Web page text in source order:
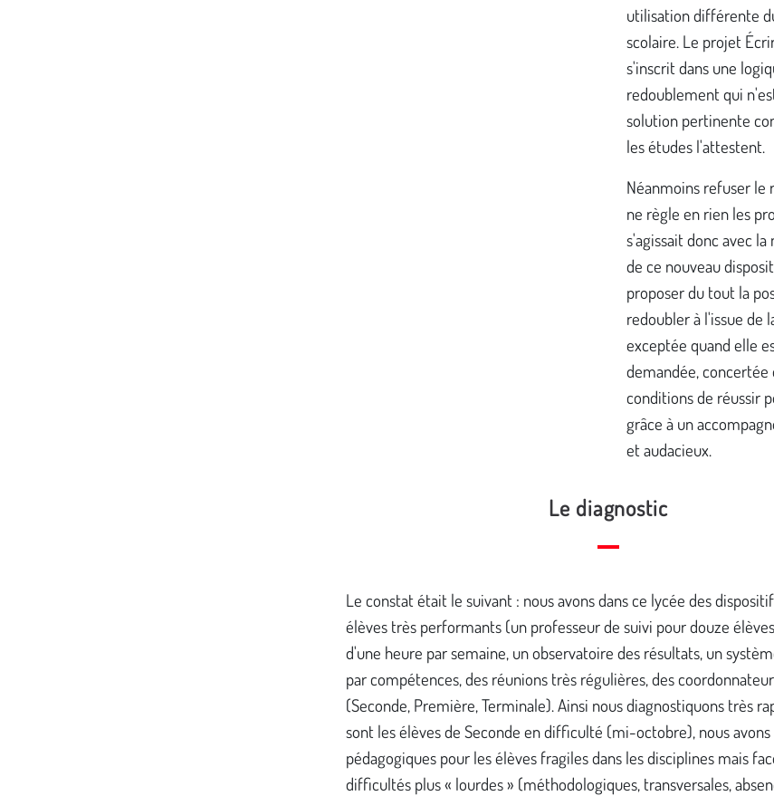
utilisation différente
scolaire. Le projet
s'inscrit dans une
redoublement qui
solution pertinente
les études l'attestent.
Néanmoins refuser le
ne règle en rien les
s'agissait donc avec la
de ce nouveau
proposer du tout la
redoubler à l'issue de
exceptée quand elle
demandée, concertée
conditions de réussir
grâce à un
et audacieux.
Le diagnostic
Le constat était le suivant : nous avons dans ce lycée des
élèves très performants (un professeur de suivi pour douze
d'une heure par semaine, un observatoire des résultats, un
par compétences, des réunions très régulières, des
(Seconde, Première, Terminale). Ainsi nous diagnostiquons très
sont les élèves de Seconde en difficulté (mi-octobre), nous avons
pédagogiques pour les élèves fragiles dans les disciplines mais
difficultés plus « lourdes » (méthodologiques, transversales,